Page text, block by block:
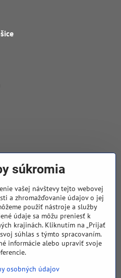
súkromia
vašej návštevy tejto webovej
a zhromažďovanie údajov o jej
použiť nástroje a služby
údaje sa môžu preniesť k
krajinách. Kliknutím na „Prijať
súhlas s týmto spracovaním.
informácie alebo upraviť svoje
osobných údajov